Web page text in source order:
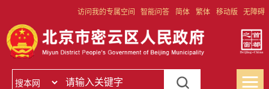
访问我的专属空间 智能问答 简体 繁体 移动版 无障碍